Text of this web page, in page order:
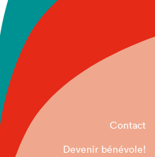
Contact
Devenir bénévole!